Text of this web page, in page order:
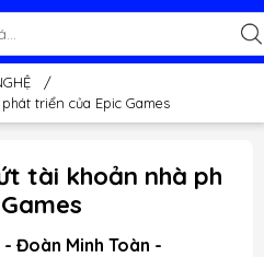
/
triển của Epic Games
tài khoản nhà ph
Đoàn Minh Toàn -